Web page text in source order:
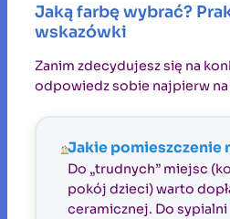
Jaką farbę wybrać?
wskazówki
Zanim zdecydujesz się na
odpowiedz sobie najpierw na
Jakie pomieszczenie
Do „trudnych” miejsc
pokój dzieci) warto
ceramicznej. Do sypialni